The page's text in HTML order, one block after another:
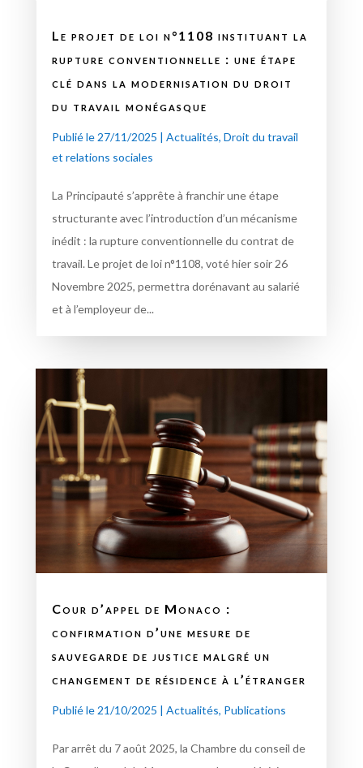
Le projet de loi n°1108 instituant la
rupture conventionnelle : une étape
clé dans la modernisation du droit
du travail monégasque
Publié le 27/11/2025 | Actualités, Droit du travail
et relations sociales
La Principauté s’apprête à franchir une étape
structurante avec l’introduction d’un mécanisme
inédit : la rupture conventionnelle du contrat de
travail. Le projet de loi n°1108, voté hier soir 26
Novembre 2025, permettra dorénavant au salarié
et à l’employeur de...
Cour d’appel de Monaco :
confirmation d’une mesure de
sauvegarde de justice malgré un
changement de résidence à l’étranger
Publié le 21/10/2025 | Actualités, Publications
Par arrêt du 7 août 2025, la Chambre du conseil de